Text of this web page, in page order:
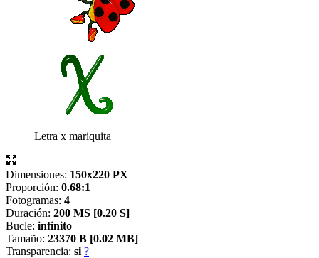
Letra x mariquita
Dimensiones: 150x220 PX
Proporción: 0.68:1
Fotogramas: 4
Duración: 200 MS [0.20 S]
Bucle: infinito
Tamaño: 23370 B [0.02 MB]
Transparencia: si ?